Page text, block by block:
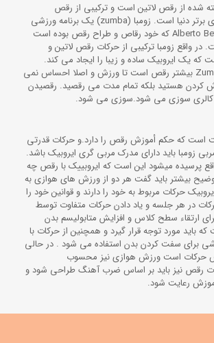
شده از رقص لاتین است و ترکیبی از رقص
آفریقایی و رقص های برتر دنیا است. زومبا (zumba) یک برنامه ورزشی
،که توسط Alberto Beto Perez که خود رقاص و طراح رقص بوده است
در واقع زومبا ترکیبی از حرکات رقص لاتین و
که یک ایروبیک ساده و زیبا را ایجاد می کند.
سیستم Zumba Fitness بیشتر رقص است تا ورزش و اصلا احساس نمی
کردن هستید بلکه تمام مدت می رقصید. رقصیدن
کالری سوزی می شود.سوزی می شود.
که حکم أموزش رقص را دارد.و حرکات قدرتی
زومبا باید دارای مدرک مربی گری ایروبیک باشد.
پرسیده میشود این است که ایروبییک با رقص چه
بیشتر باید گفت هر دو از ورزش های هوازی به
حرکات مربوط به خود را دارند و قوانین خود را
در هر جلسه و یاد دادن حرکات متفاوت توسط
ارتقاء سطح کلاس و افزایش متابولیسم بدن
باید مورد توجه قرار گیرد و همچنین از حرکات با
برای سفت کردن بدن استفاده می شود . در حالی
حرکات است ورزش هوازی نیز محسوب
رقص نیز باید بر اساس ضرب آهنگ طراحی شود و
رعایت شود.